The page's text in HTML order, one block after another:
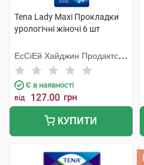
Tena Lady Maxi Прокладки
урологічні жіночі 6 шт
ЕсСіЕй Хайджин Продактс
Хугезанд
Є в наявності
від 127.00 грн
КУПИТИ